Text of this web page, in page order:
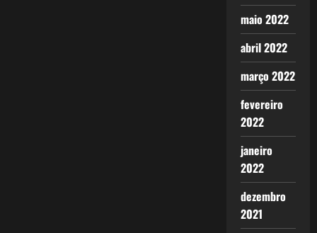
maio 2022
abril 2022
março 2022
fevereiro
2022
janeiro
2022
dezembro
2021